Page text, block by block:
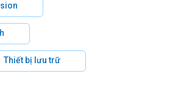
Thiết bị lưu trữ